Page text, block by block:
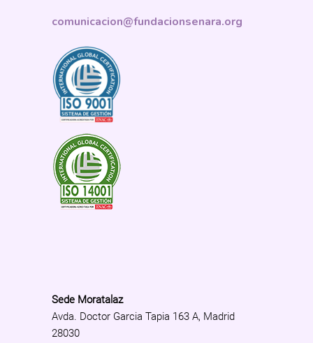
comunicacion@fundacionsenara.org
Sede Moratalaz
Avda. Doctor Garcia Tapia 163 A, Madrid
28030